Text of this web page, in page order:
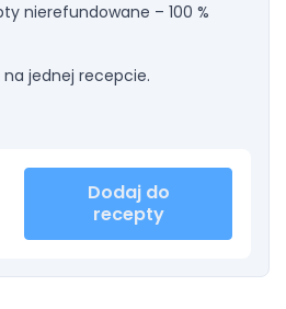
nierefundowane – 100 %
jednej recepcie.
Dodaj do
recepty